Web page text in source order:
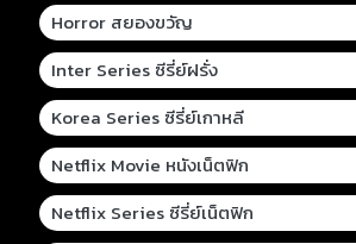
Horror สยองขวัญ
Inter Series ซีรี่ย์ฝรั่ง
Korea Series ซีรี่ย์เกาหลี
Netflix Movie หนังเน็ตฟิก
Netflix Series ซีรี่ย์เน็ตฟิก